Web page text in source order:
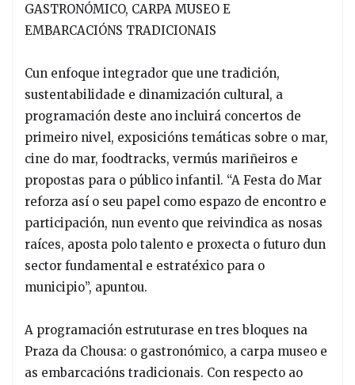
GASTRONÓMICO, CARPA MUSEO E
EMBARCACIÓNS TRADICIONAIS
Cun enfoque integrador que une tradición,
sustentabilidade e dinamización cultural, a
programación deste ano incluirá concertos de
primeiro nivel, exposicións temáticas sobre o mar,
cine do mar, foodtracks, vermús mariñeiros e
propostas para o público infantil. “A Festa do Mar
reforza así o seu papel como espazo de encontro e
participación, nun evento que reivindica as nosas
raíces, aposta polo talento e proxecta o futuro dun
sector fundamental e estratéxico para o
municipio”, apuntou.
A programación estruturase en tres bloques na
Praza da Chousa: o gastronómico, a carpa museo e
as embarcacións tradicionais. Con respecto ao